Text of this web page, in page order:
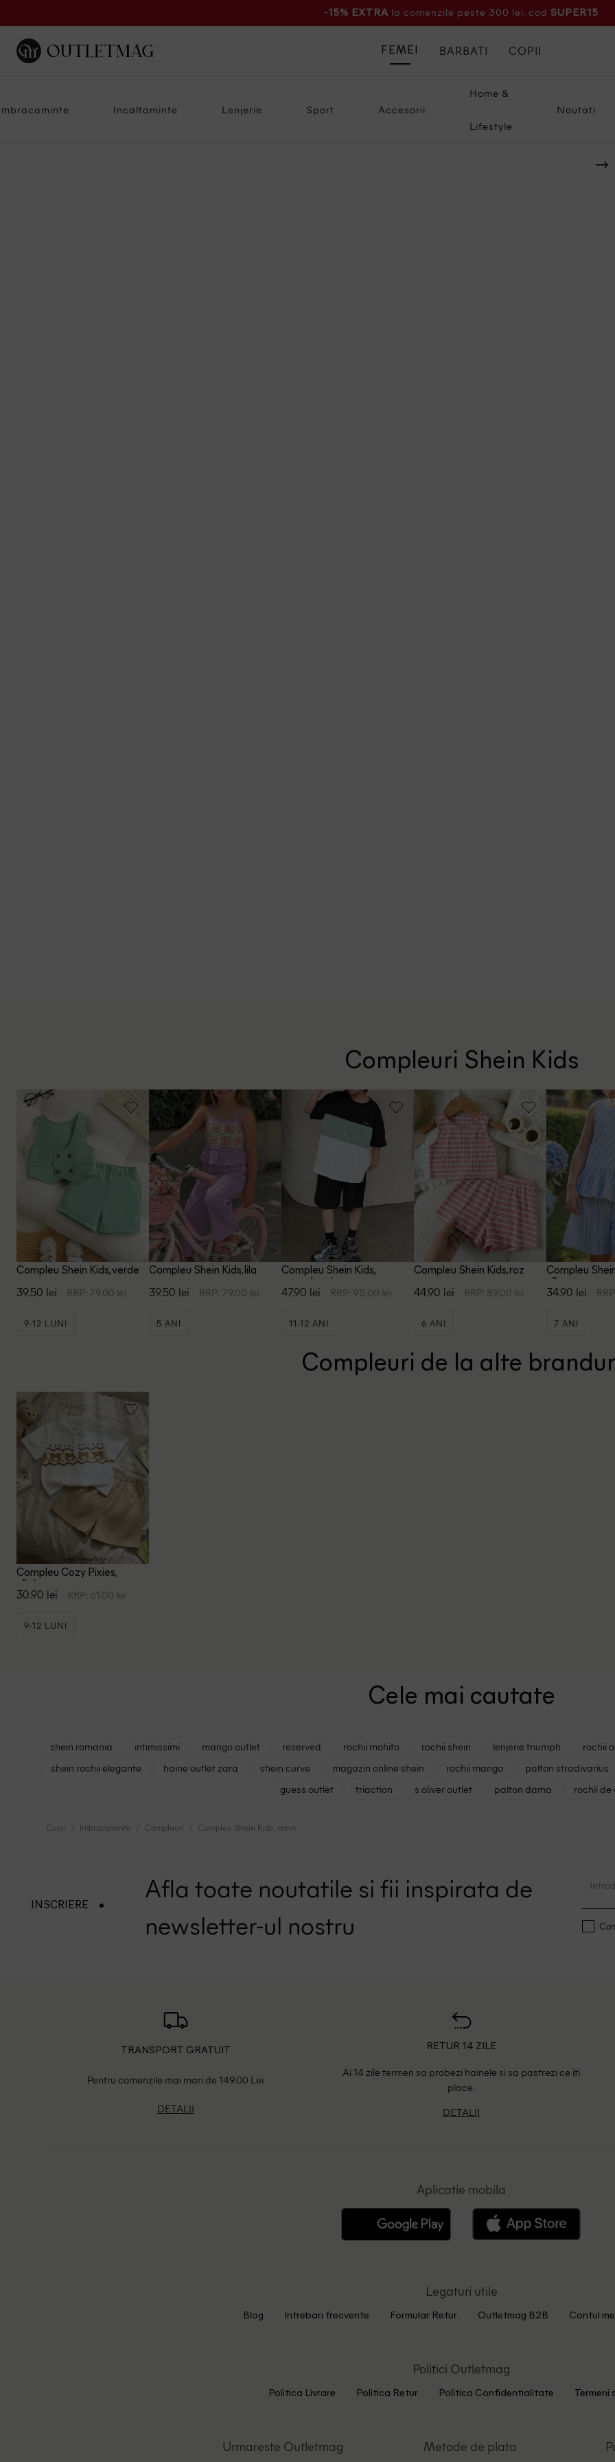
-15% EXTRA la comenzile peste 300 lei, cod SUPER15
Incaltaminte Lenjerie Sport Accesorii
Home &
Lifestyle
Noutati
FEMEI BARBATI COPII
Compleuri Shein Kids
Compleu Shein Kids, verde
39.50 lei RRP: 79.00 lei
9-12 LUNI
Compleu Shein Kids, lila
39.50 lei RRP: 79.00 lei
5 ANI
Compleu Shein Kids,
negru/verde
47.90 lei RRP: 95.00 lei
11-12 ANI
Compleu Shein Kids, roz
44.90 lei RRP: 89.00 lei
6 ANI
Compleu
albastru
34.90 lei
7 ANI
Compleuri de la alte
Compleu Cozy Pixies,
alb/crem
30.90 lei RRP: 61.00 lei
9-12 LUNI
Cele mai cautate
shein romania intimissimi mango outlet reserved rochii mohito rochii shein lenjerie triumph rochii
shein rochii elegante
haine outlet zara shein curve magazin online shein rochii mango palton stradivarius
guess outlet
triaction s oliver outlet palton dama rochii de
Copii Imbracaminte Compleuri Compleu Shein Kids, crem
INSCRIERE
Afla toate noutatile si fii inspirata de
newsletter-ul nostru
TRANSPORT GRATUIT
Pentru comenzile mai mari de 149.00 Lei
DETALII
RETUR 14 ZILE
Ai 14 zile termen sa probezi hainele si sa pastrezi ce iti
place.
DETALII
Aplicatie mobila
Legaturi utile
Blog Intrebari frecvente Formular Retur Outletmag B2B Contul
Politici Outletmag
Politica Livrare Politica Retur Politica Confidentialitate Termeni
Urmareste Outletmag Metode de plata